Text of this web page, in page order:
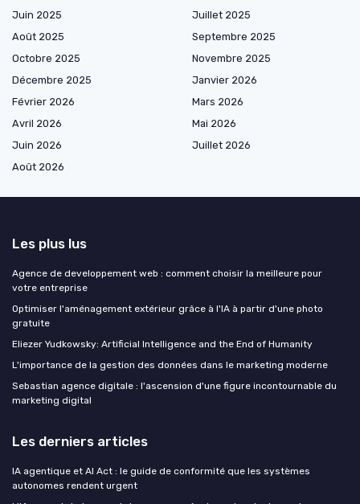
Juin 2025
Juillet 2025
Août 2025
Septembre 2025
Octobre 2025
Novembre 2025
Décembre 2025
Janvier 2026
Février 2026
Mars 2026
Avril 2026
Mai 2026
Juin 2026
Juillet 2026
Août 2026
Les plus lus
Agence de developpement web : comment choisir la meilleure pour
votre entreprise
Optimiser l'aménagement extérieur grâce à l'IA à partir d'une photo
gratuite
Eliezer Yudkowsky: Artificial Intelligence and the End of Humanity
L'importance de la gestion des données dans le marketing moderne
Sebastian agence digitale : l'ascension d'une figure incontournable du
marketing digital
Les derniers articles
IA agentique et AI Act : le guide de conformité que les systèmes
autonomes rendent urgent